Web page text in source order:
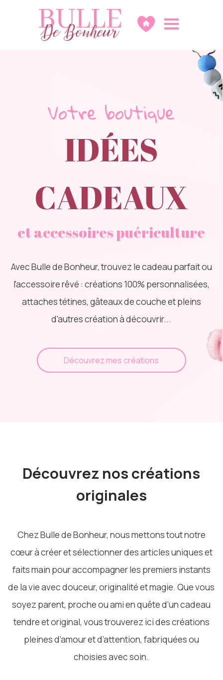
Votre boutique
IDÉES
CADEAUX
et accessoires puériculture
Avec Bulle de Bonheur, trouvez le cadeau parfait ou
l'accessoire rêvé : créations 100% personnalisées,
attaches tétines, gâteaux de couche et pleins
d'autres création à découvrir...
Découvrez mes créations
Découvrez nos créations
originales
Chez Bulle de Bonheur, nous mettons tout notre
cœur à créer et sélectionner des articles uniques et
faits main pour accompagner les premiers instants
de la vie avec douceur, originalité et magie. Que vous
soyez parent, proche ou ami en quête d’un cadeau
tendre et original, vous trouverez ici des créations
pleines d’amour et d’attention, fabriquées ou
choisies avec soin.